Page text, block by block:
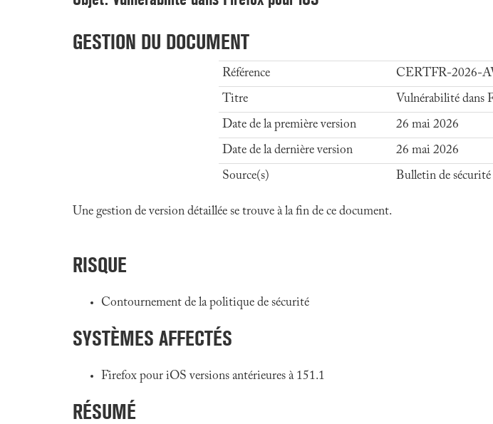
GESTION DU DOCUMENT
Référence
CERTFR-2026-
Titre
Vulnérabilité dans
Date de la première version
26 mai 2026
Date de la dernière version
26 mai 2026
Source(s)
Bulletin de
Une gestion de version détaillée se trouve à la fin de ce document.
RISQUE
Contournement de la politique de sécurité
SYSTÈMES AFFECTÉS
Firefox pour iOS versions antérieures à 151.1
RÉSUMÉ